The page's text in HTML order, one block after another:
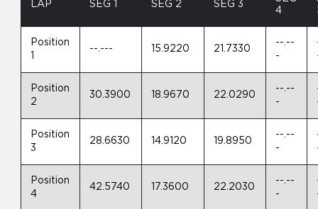
LAP SEG 1 SEG 2 SEG 3
4
Position
1
--.--- 15.9220 21.7330
--.--
-
Position
2
30.3900 18.9670 22.0290
--.--
-
Position
3
28.6630 14.9120 19.8950
--.--
-
Position
4
42.5740 17.3600 22.2030
--.--
-